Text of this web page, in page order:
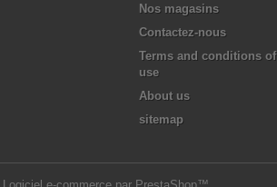
Nos magasins
Contactez-nous
Terms and conditions of
use
About us
sitemap